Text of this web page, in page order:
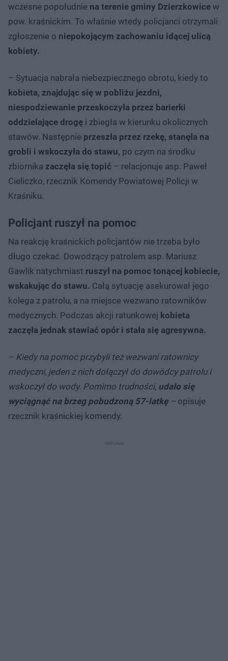
wczesne popołudnie na terenie gminy Dzierzkowice w
pow. kraśnickim. To właśnie wtedy policjanci otrzymali
zgłoszenie o niepokojącym zachowaniu idącej ulicą
kobiety.
– Sytuacja nabrała niebezpiecznego obrotu, kiedy to
kobieta, znajdując się w pobliżu jezdni,
niespodziewanie przeskoczyła przez barierki
oddzielające drogę i zbiegła w kierunku okolicznych
stawów. Następnie przeszła przez rzekę, stanęła na
grobli i wskoczyła do stawu, po czym na środku
zbiornika zaczęła się topić – relacjonuje asp. Paweł
Cieliczko, rzecznik Komendy Powiatowej Policji w
Kraśniku.
Policjant ruszył na pomoc
Na reakcję kraśnickich policjantów nie trzeba było
długo czekać. Dowodzący patrolem asp. Mariusz
Gawlik natychmiast ruszył na pomoc tonącej kobiecie,
wskakując do stawu. Całą sytuację asekurował jego
kolega z patrolu, a na miejsce wezwano ratowników
medycznych. Podczas akcji ratunkowej kobieta
zaczęła jednak stawiać opór i stała się agresywna.
– Kiedy na pomoc przybyli też wezwani ratownicy
medyczni, jeden z nich dołączył do dowódcy patrolu i
wskoczył do wody. Pomimo trudności, udało się
wyciągnąć na brzeg pobudzoną 57-latkę– opisuje
rzecznik kraśnickiej komendy.